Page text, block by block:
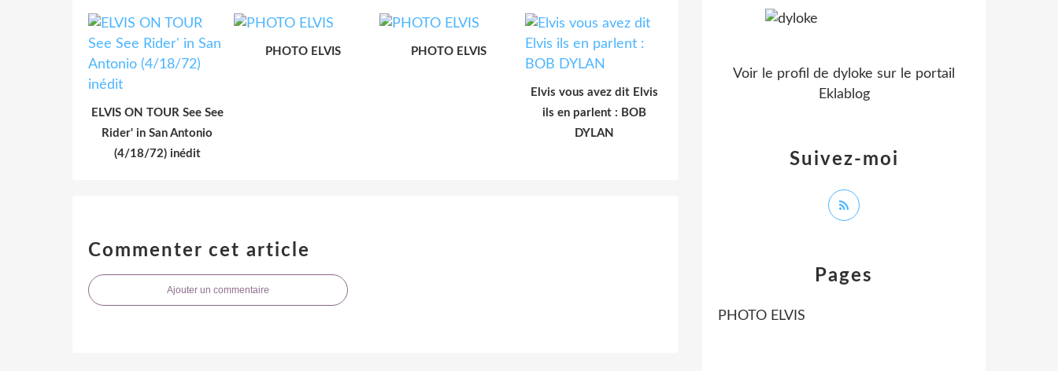
ELVIS ON TOUR See See
Rider' in San Antonio
(4/18/72) inédit
PHOTO ELVIS PHOTO ELVIS
Elvis vous avez dit Elvis
ils en parlent : BOB
DYLAN
Commenter cet article
Ajouter un commentaire
Pages
PHOTO ELVIS
Suivez-moi
Voir le profil de dyloke sur le portail
Eklablog